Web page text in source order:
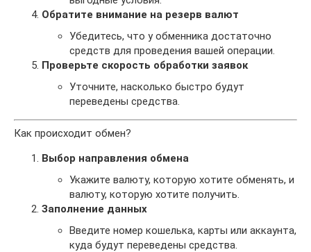
Обратите внимание на резерв валют
Убедитесь, что у обменника достаточно
средств для проведения вашей операции.
Проверьте скорость обработки заявок
Уточните, насколько быстро будут
переведены средства.
Как происходит обмен?
Выбор направления обмена
Укажите валюту, которую хотите обменять, и
валюту, которую хотите получить.
Заполнение данных
Введите номер кошелька, карты или аккаунта,
куда будут переведены средства.